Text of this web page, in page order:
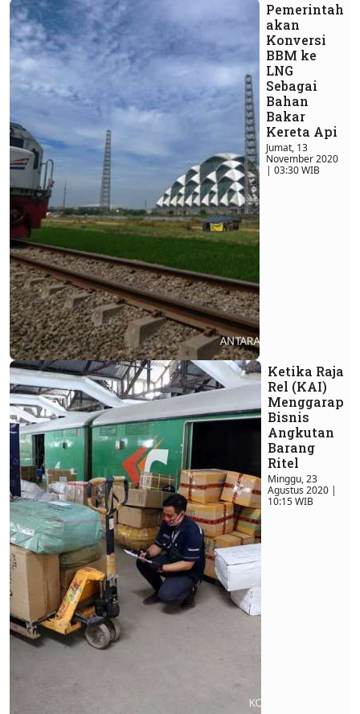
Pemerintah
akan
Konversi
BBM ke
LNG
Sebagai
Bahan
Bakar
Kereta Api
Jumat, 13
November 2020
| 03:30 WIB
Ketika Raja
Rel (KAI)
Menggarap
Bisnis
Angkutan
Barang
Ritel
Minggu, 23
Agustus 2020 |
10:15 WIB